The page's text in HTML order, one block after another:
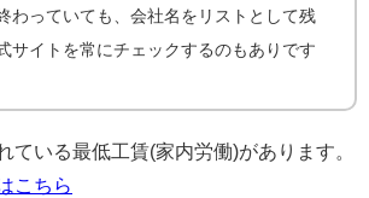
わっていても、会社名をリストとして残
サイトを常にチェックするのもありです
ている最低工賃(家内労働)があります。
こちら